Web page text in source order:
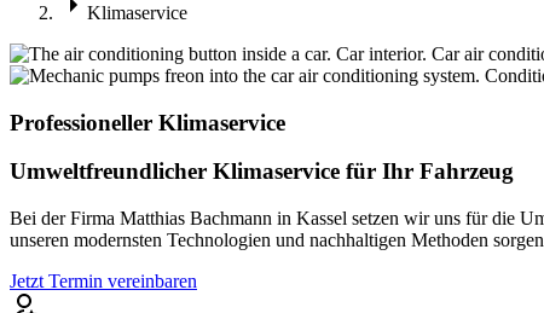
Klimaservice
Professioneller Klimaservice
Umweltfreundlicher Klimaservice für Ihr Fahrzeug
Bei der Firma Matthias Bachmann in Kassel setzen wir uns für die
unseren modernsten Technologien und nachhaltigen Methoden
Jetzt Termin vereinbaren